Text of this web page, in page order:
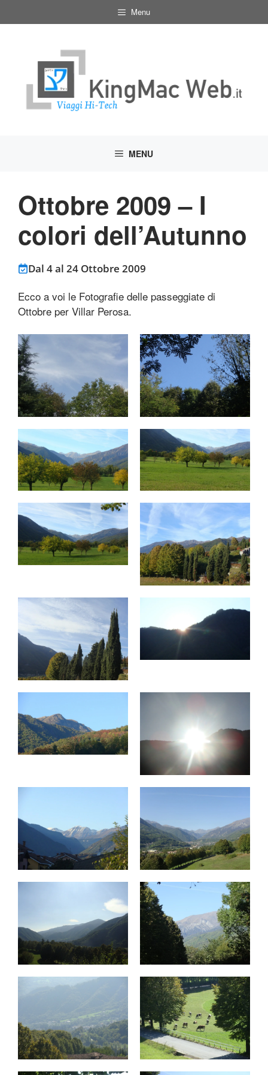
al
Menu
MENU
Ottobre 2009 – I
colori dell’Autunno
Dal 4 al 24 Ottobre 2009
Ecco a voi le Fotografie delle passeggiate di
Ottobre per Villar Perosa.